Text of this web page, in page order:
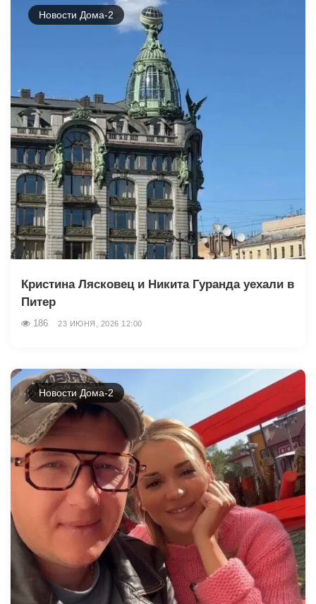
Новости Дома-2
Кристина Лясковец и Никита Гуранда уехали в
Питер
186 23 ИЮНЯ, 2026 12:00
Новости Дома-2